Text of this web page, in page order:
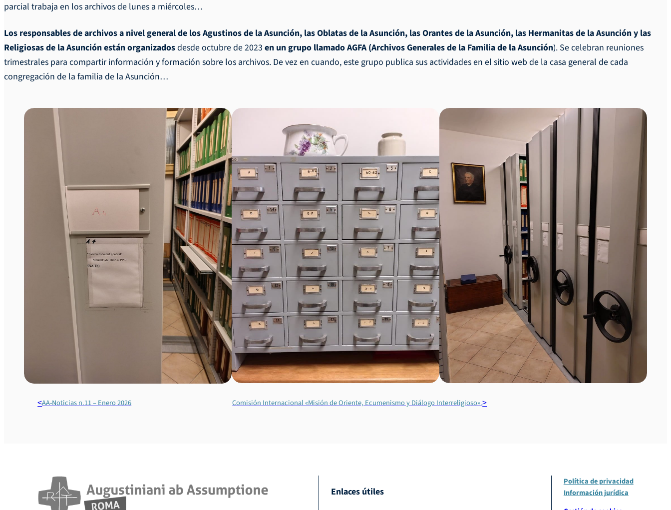
parcial trabaja en los archivos de lunes a miércoles…
Los responsables de archivos a nivel general de los Agustinos de la Asunción, las Oblatas de la Asunción, las Orantes de la Asunción, las Hermanitas de la Asunción y las
Religiosas de la Asunción están organizadosdesde octubre de 2023 en un grupo llamado AGFA (Archivos Generales de la Familia de la Asunción). Se celebran reuniones
trimestrales para compartir información y formación sobre los archivos. De vez en cuando, este grupo publica sus actividades en el sitio web de la casa general de cada
congregación de la familia de la Asunción…
Comisión Internacional «Misión de Oriente, Ecumenismo y Diálogo Interreligioso».
AA-Noticias n.11 – Enero 2026
Enlaces útiles
Política de privacidad
Información jurídica